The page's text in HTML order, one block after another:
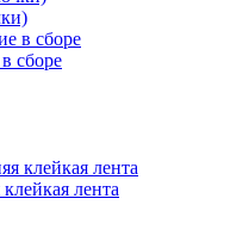
сборе
лента